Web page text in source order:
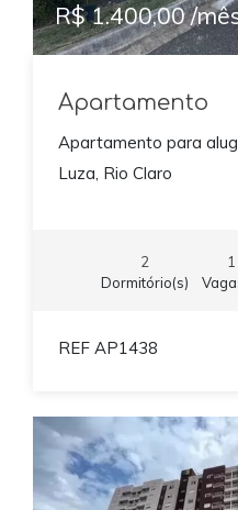
R$ 1.400,00 /
Apartamento
Apartamento para
Luza, Rio Claro
2
Dormitório(s)
1
REF AP1438